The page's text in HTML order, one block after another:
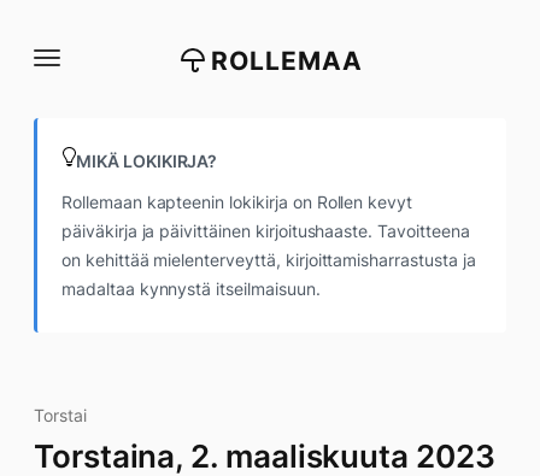
suoraan
ROLLEMAA
MIKÄ LOKIKIRJA?
Rollemaan kapteenin lokikirja on Rollen kevyt
päiväkirja ja päivittäinen kirjoitushaaste. Tavoitteena
on kehittää mielenterveyttä, kirjoittamisharrastusta ja
madaltaa kynnystä itseilmaisuun.
Torstai
Torstaina, 2. maaliskuuta 2023